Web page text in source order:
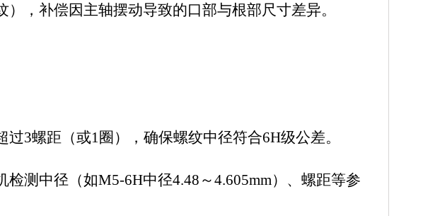
，补偿因主轴摆动导致的口部与根部尺寸差异。
过3螺距（或1圈），确保螺纹中径符合6H级公差。
检测中径（如M5-6H中径4.48～4.605mm）、螺距等参